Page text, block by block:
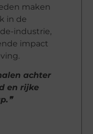
maken
in de
industrie,
impact
achter
en rijke